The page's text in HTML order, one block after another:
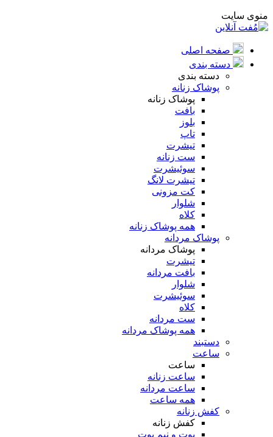
منوی سایت
صفحه اصلی
دسته بندی
دسته بندی
پوشاک زنانه
پوشاک زنانه
بافت
بلوز
تاپ
تیشرت
ست زنانه
سوئیشرت
تیشرت لانگ
کت مزونی
شلوار
کلاه
همه پوشاک زنانه
پوشاک مردانه
پوشاک مردانه
تیشرت
بافت مردانه
شلوار
سوئیشرت
کلاه
ست مردانه
همه پوشاک مردانه
دستبند
ساعت
ساعت
ساعت زنانه
ساعت مردانه
همه ساعت
کفش زنانه
کفش زنانه
بوت و نیم بوت